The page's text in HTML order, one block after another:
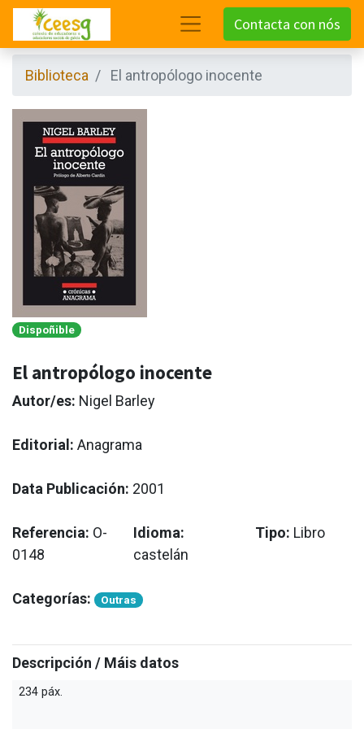
Contacta con nós
Biblioteca El antropólogo inocente
Dispoñible
El antropólogo inocente
Autor/es: Nigel Barley
Editorial: Anagrama
Data Publicación: 2001
Referencia: O-
0148
Idioma:
castelán
Tipo: Libro
Categorías: Outras
Descripción / Máis datos
234 páx.